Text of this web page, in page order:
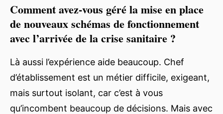
Comment avez-vous géré la mise en place
de nouveaux schémas de fonctionnement
avec l’arrivée de la crise sanitaire ?
Là aussi l’expérience aide beaucoup. Chef
d’établissement est un métier difficile, exigeant,
mais surtout isolant, car c’est à vous
qu’incombent beaucoup de décisions. Mais avec